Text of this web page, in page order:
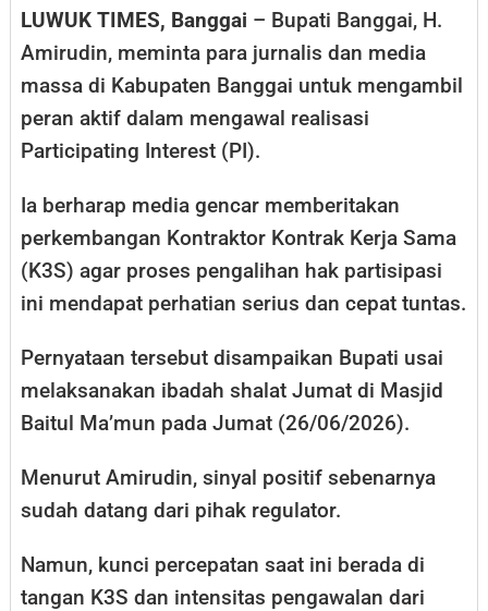
PI
Banggai
Segera
Terealisasi!
​LUWUK TIMES, Banggai – Bupati Banggai, H.
Amirudin, meminta para jurnalis dan media
massa di Kabupaten Banggai untuk mengambil
peran aktif dalam mengawal realisasi
Participating Interest (PI).
Ia berharap media gencar memberitakan
perkembangan Kontraktor Kontrak Kerja Sama
(K3S) agar proses pengalihan hak partisipasi
ini mendapat perhatian serius dan cepat tuntas.
​Pernyataan tersebut disampaikan Bupati usai
melaksanakan ibadah shalat Jumat di Masjid
Baitul Ma’mun pada Jumat (26/06/2026).
​Menurut Amirudin, sinyal positif sebenarnya
sudah datang dari pihak regulator.
Namun, kunci percepatan saat ini berada di
tangan K3S dan intensitas pengawalan dari